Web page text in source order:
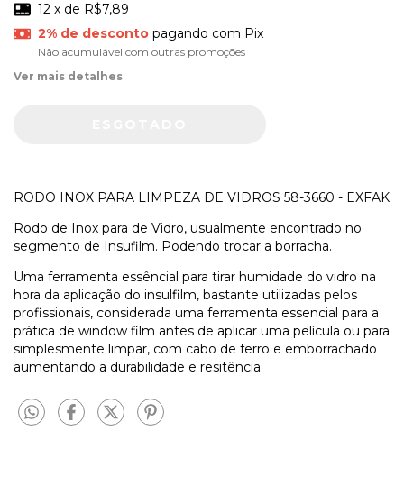
12 x de R$7,89
2% de descontopagando com Pix
Não acumulável com outras promoções
Ver mais detalhes
RODO INOX PARA LIMPEZA DE VIDROS 58-3660 - EXFAK
Rodo de Inox para de Vidro, usualmente encontrado no
segmento de Insufilm. Podendo trocar a borracha.
Uma ferramenta essêncial para tirar humidade do vidro na
hora da aplicação do insulfilm, bastante utilizadas pelos
profissionais, considerada uma ferramenta essencial para a
prática de window film antes de aplicar uma película ou para
simplesmente limpar, com cabo de ferro e emborrachado
aumentando a durabilidade e resitência.